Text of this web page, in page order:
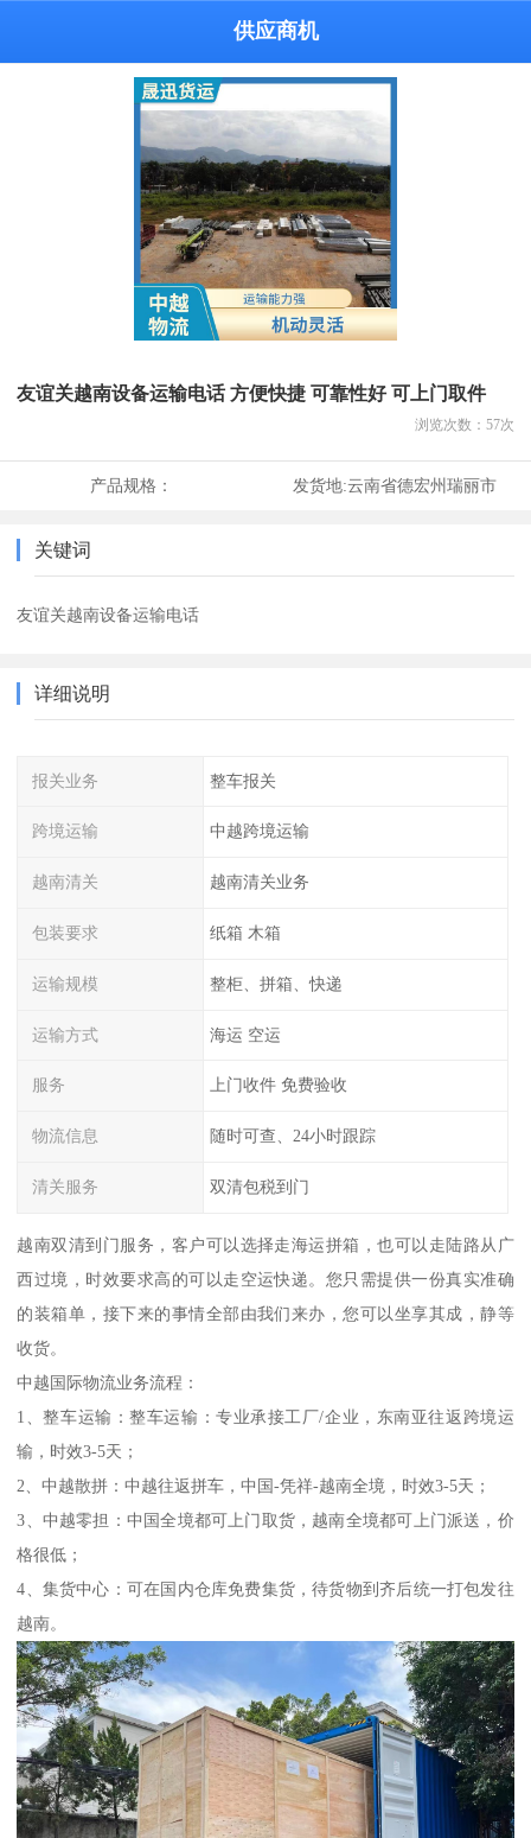
供应商机
友谊关越南设备运输电话 方便快捷 可靠性好 可上门取件
浏览次数： 57次
产品规格： 发货地:云南省德宏州瑞丽市
关键词
友谊关越南设备运输电话
详细说明
报关业务 整车报关
跨境运输 中越跨境运输
越南清关 越南清关业务
包装要求 纸箱 木箱
运输规模 整柜、拼箱、快递
运输方式 海运 空运
服务 上门收件 免费验收
物流信息 随时可查、24小时跟踪
清关服务 双清包税到门
越南双清到门服务，客户可以选择走海运拼箱，也可以走陆路从广
西过境，时效要求高的可以走空运快递。您只需提供一份真实准确
的装箱单，接下来的事情全部由我们来办，您可以坐享其成，静等
收货。
中越国际物流业务流程：
1、整车运输：整车运输：专业承接工厂/企业，东南亚往返跨境运
输，时效3-5天；
2、中越散拼：中越往返拼车，中国-凭祥-越南全境，时效3-5天；
3、中越零担：中国全境都可上门取货，越南全境都可上门派送，价
格很低；
4、集货中心：可在国内仓库免费集货，待货物到齐后统一打包发往
越南。